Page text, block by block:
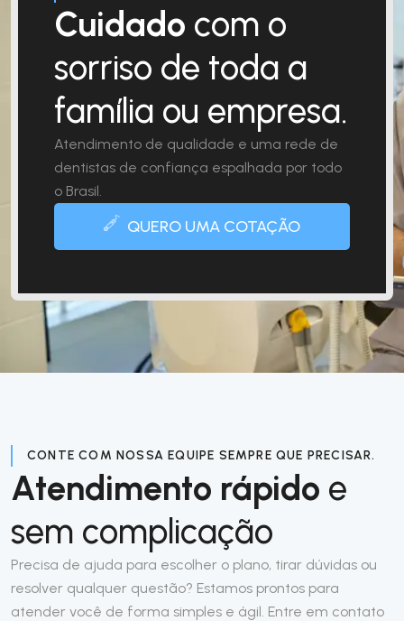
Cuidado com o
sorriso de toda a
família ou empresa.
Atendimento de qualidade e uma rede de
dentistas de confiança espalhada por todo
o Brasil.
QUERO UMA COTAÇÃO
CONTE COM NOSSA EQUIPE SEMPRE QUE PRECISAR.
Atendimento rápido e
sem complicação
Precisa de ajuda para escolher o plano, tirar dúvidas ou
resolver qualquer questão? Estamos prontos para
atender você de forma simples e ágil. Entre em contato